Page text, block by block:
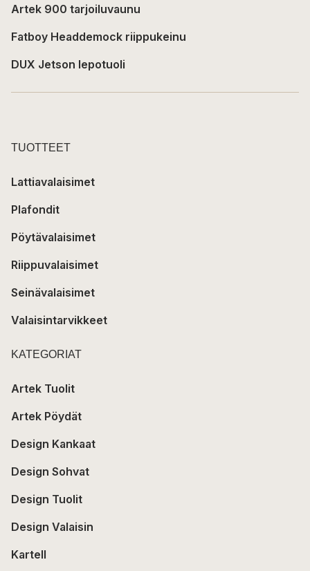
Artek 900 tarjoiluvaunu
Fatboy Headdemock riippukeinu
DUX Jetson lepotuoli
TUOTTEET
Lattiavalaisimet
Plafondit
Pöytävalaisimet
Riippuvalaisimet
Seinävalaisimet
Valaisintarvikkeet
KATEGORIAT
Artek Tuolit
Artek Pöydät
Design Kankaat
Design Sohvat
Design Tuolit
Design Valaisin
Kartell